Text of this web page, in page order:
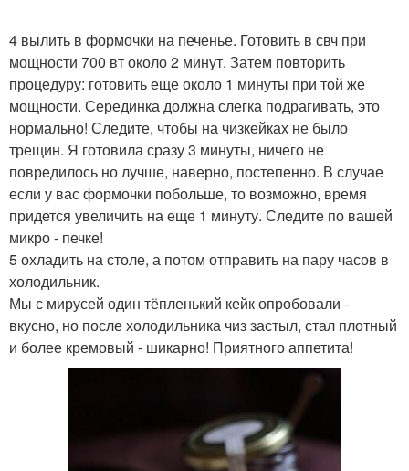
4 вылить в формочки на печенье. Готовить в свч при
мощности 700 вт около 2 минут. Затем повторить
процедуру: готовить еще около 1 минуты при той же
мощности. Серединка должна слегка подрагивать, это
нормально! Следите, чтобы на чизкейках не было
трещин. Я готовила сразу 3 минуты, ничего не
повредилось но лучше, наверно, постепенно. В случае
если у вас формочки побольше, то возможно, время
придется увеличить на еще 1 минуту. Следите по вашей
микро - печке!
5 охладить на столе, а потом отправить на пару часов в
холодильник.
Мы с мирусей один тёпленький кейк опробовали -
вкусно, но после холодильника чиз застыл, стал плотный
и более кремовый - шикарно! Приятного аппетита!